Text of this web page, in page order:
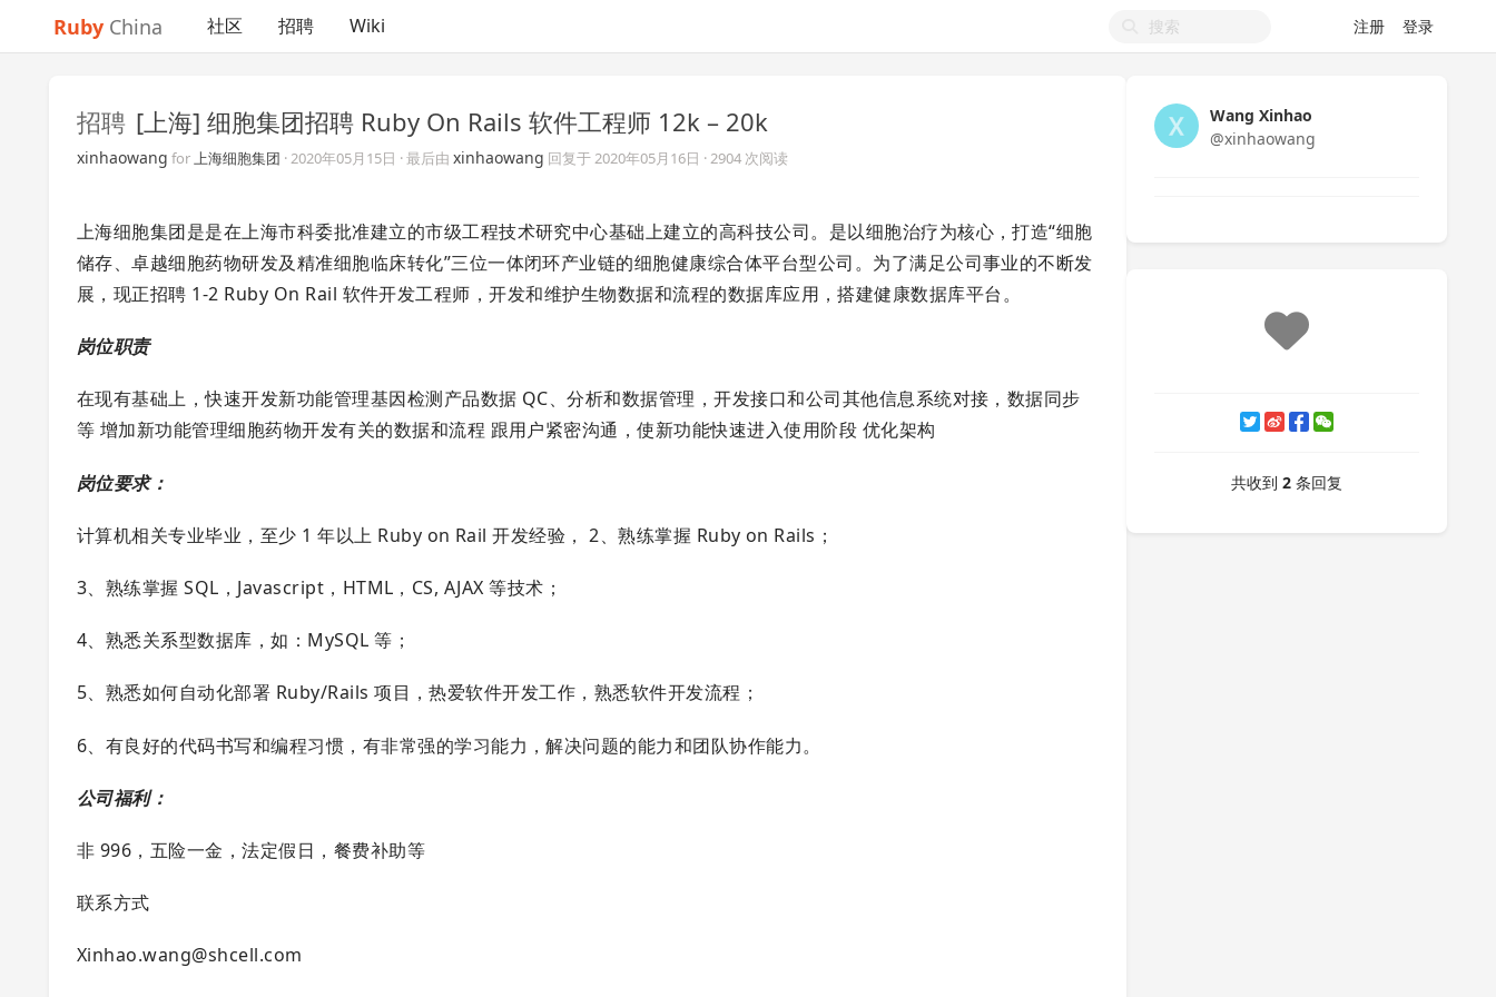
Ruby China 社区 招聘 Wiki 注册 登录
招聘 [上海] 细胞集团招聘 Ruby On Rails 软件工程师 12k – 20k
xinhaowang for上海细胞集团 ·2020年05月15日 · 最后由 xinhaowang 回复于2020年05月16日 · 2904 次阅读
上海细胞集团是是在上海市科委批准建立的市级工程技术研究中心基础上建立的高科技公司。是以细胞治疗为核心，打造“细胞
储存、卓越细胞药物研发及精准细胞临床转化”三位一体闭环产业链的细胞健康综合体平台型公司。为了满足公司事业的不断发
展，现正招聘 1-2 Ruby On Rail 软件开发工程师，开发和维护生物数据和流程的数据库应用，搭建健康数据库平台。
岗位职责
在现有基础上，快速开发新功能管理基因检测产品数据 QC、分析和数据管理，开发接口和公司其他信息系统对接，数据同步
等 增加新功能管理细胞药物开发有关的数据和流程 跟用户紧密沟通，使新功能快速进入使用阶段 优化架构
岗位要求：
计算机相关专业毕业，至少 1 年以上 Ruby on Rail 开发经验， 2、熟练掌握 Ruby on Rails；
3、熟练掌握 SQL，Javascript，HTML，CS, AJAX 等技术；
4、熟悉关系型数据库，如：MySQL 等；
5、熟悉如何自动化部署 Ruby/Rails 项目，热爱软件开发工作，熟悉软件开发流程；
6、有良好的代码书写和编程习惯，有非常强的学习能力，解决问题的能力和团队协作能力。
公司福利：
非 996，五险一金，法定假日，餐费补助等
联系方式
Xinhao.wang@shcell.com
Wang Xinhao
@xinhaowang
共收到 2 条回复